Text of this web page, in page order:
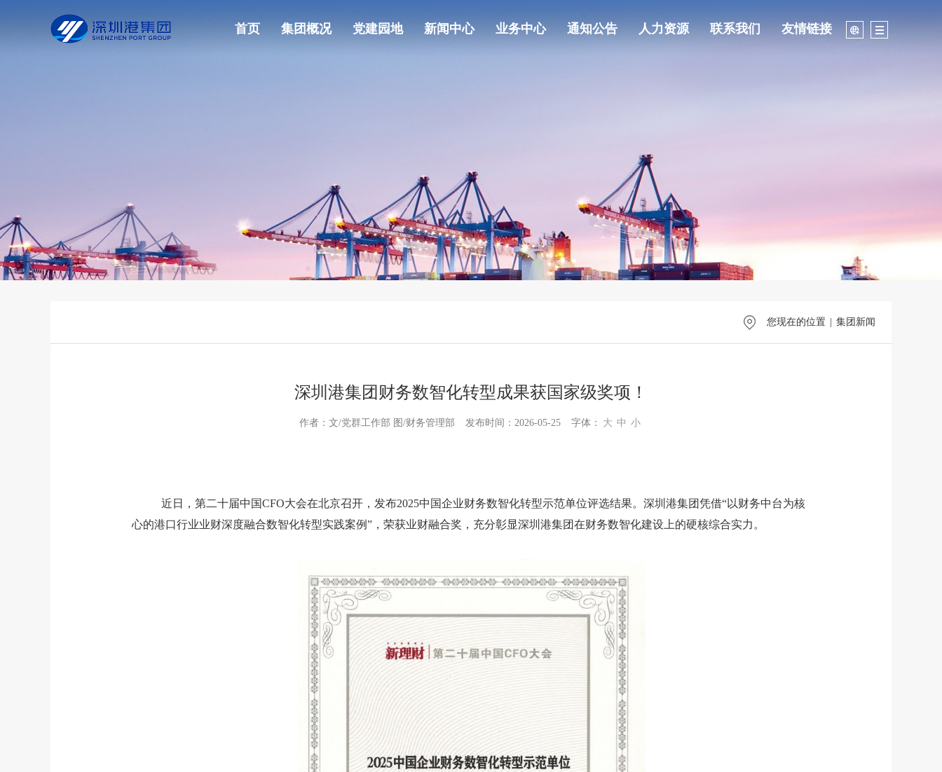
首页 集团概况 党建园地 新闻中心 业务中心 通知公告 人力资源 联系我们 友情链接
您现在的位置 集团新闻
深圳港集团财务数智化转型成果获国家级奖项！
作者：文/党群工作部 图/财务管理部 发布时间：2026-05-25 字体： 大 中 小
近日，第二十届中国CFO大会在北京召开 ， 发布2025中国企业财务数智化转型示范单位评选结果。深圳港集团凭借“以财务中台为核
心的港口行业业财深度融合数智化转型实践案例”， 荣获业财融合奖 ， 充分彰显深圳港集团在财务数智化建设上的硬核综合实力。